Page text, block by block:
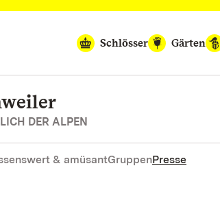
Schlösser
Gärten
DER ALPEN
& amüsantGruppenPresse